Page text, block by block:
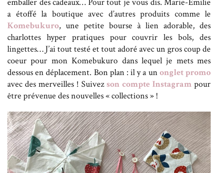
a étoffé la boutique avec d’autres produits comme le
Komebukuro, une petite bourse à lien adorable, des
charlottes hyper pratiques pour couvrir les bols, des
lingettes… J’ai tout testé et tout adoré avec un gros coup de
coeur pour mon Komebukuro dans lequel je mets mes
dessous en déplacement. Bon plan : il y a un onglet promo
avec des merveilles ! Suivez son compte Instagram pour
être prévenue des nouvelles « collections » !